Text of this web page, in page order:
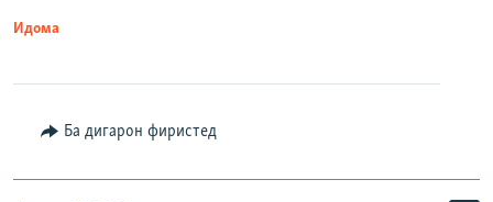
Идома
Ба дигарон фиристед